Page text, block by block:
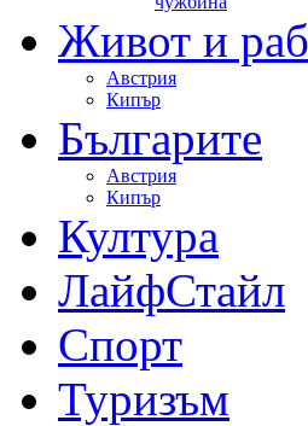
Живот и
Австрия
Кипър
Българите
Австрия
Кипър
Култура
ЛайфСтайл
Спорт
Туризъм